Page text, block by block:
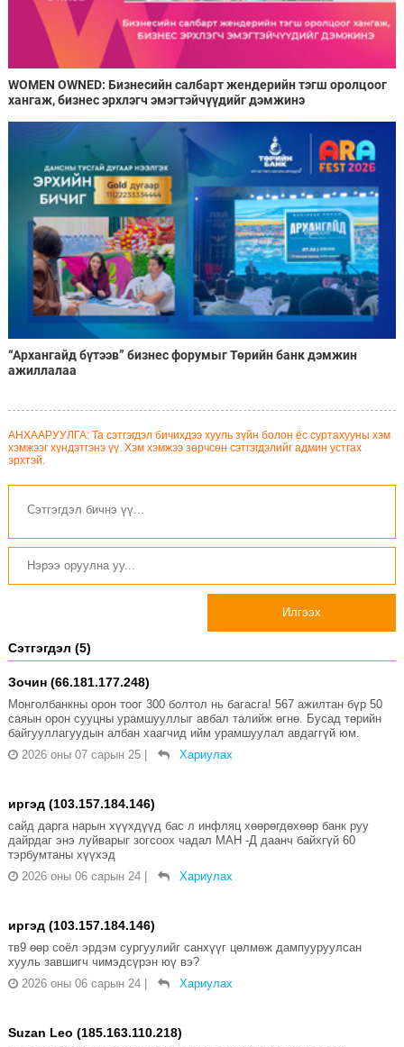
WOMEN OWNED: Бизнесийн салбарт жендерийн тэгш оролцоог
хангаж, бизнес эрхлэгч эмэгтэйчүүдийг дэмжинэ
“Архангайд бүтээв” бизнес форумыг Төрийн банк дэмжин
ажиллалаа
АНХААРУУЛГА: Та сэтгэгдэл бичихдээ хууль зүйн болон ёс суртахууны хэм
хэмжээг хүндэтгэнэ үү. Хэм хэмжээ зөрчсөн сэтгэгдэлийг админ устгах
эрхтэй.
Илгээх
Сэтгэгдэл (5)
Зочин (66.181.177.248)
Монголбанкны орон тоог 300 болтол нь багасга! 567 ажилтан бүр 50
саяын орон сууцны урамшууллыг авбал талийж өгнө. Бусад төрийн
байгууллагуудын албан хаагчид ийм урамшуулал авдаггүй юм.
2026 оны 07 сарын 25
Хариулах
иргэд (103.157.184.146)
сайд дарга нарын хүүхдүүд бас л инфляц хөөрөгдөхөөр банк руу
дайрдаг энэ луйварыг зогсоох чадал МАН -Д даанч байхгүй 60
тэрбумтаны хүүхэд
2026 оны 06 сарын 24
Хариулах
иргэд (103.157.184.146)
тв9 өөр соёл эрдэм сургуулийг санхүүг цөлмөж дампууруулсан
хууль завшигч чимэдсүрэн юү вэ?
2026 оны 06 сарын 24
Хариулах
Suzan Leo (185.163.110.218)